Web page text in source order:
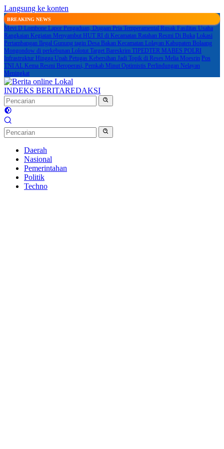
Langsung ke konten
BREAKING NEWS
Mevi D Lombone Lapor Pengaduan, Dugaan Pria Temperamental Rusak Fasilitas Usaha
Rangkaian Kegiatan Menyambut HUT RI di Kecamatan Ratahan Resmi Di Buka Lokasi
Pertambangan Ilegal Gunung tagin Desa Bakan Kecamatan Lolayan Kabupaten Bolaang
Mongondow di perkebunan Lolotut Target Bareskrim TIPEDTER MABES POLRI
Infrastruktur Hingga Upah Petugas Kebersihan Jadi Topik di Reses Melia Moesrin Pos
TNI AL Kema Resmi Beroperasi, Pemkab Minut Optimistis Perlindungan Nelayan
Meningkat
INDEKS BERITAREDAKSI
Daerah
Nasional
Pemerintahan
Politik
Techno